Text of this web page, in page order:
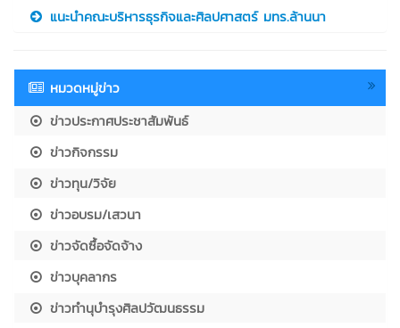
แนะนำคณะบริหารธุรกิจและศิลปศาสตร์ มทร.ล้านนา
หมวดหมู่ข่าว
ข่าวประกาศประชาสัมพันธ์
ข่าวกิจกรรม
ข่าวทุน/วิจัย
ข่าวอบรม/เสวนา
ข่าวจัดซื้อจัดจ้าง
ข่าวบุคลากร
ข่าวทำนุบำรุงศิลปวัฒนธรรม